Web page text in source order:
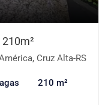
Cruz Alta-RS
210 m²